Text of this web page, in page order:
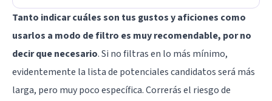
Tanto indicar cuáles son tus gustos y aficiones como
usarlos a modo de filtro es muy recomendable, por no
decir que necesario. Si no filtras en lo más mínimo,
evidentemente la lista de potenciales candidatos será más
larga, pero muy poco específica. Correrás el riesgo de